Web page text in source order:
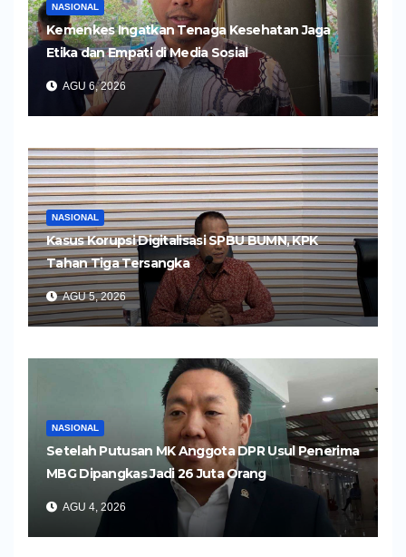
NASIONAL
Kemenkes Ingatkan Tenaga Kesehatan Jaga
Etika dan Empati di Media Sosial
AGU 6, 2026
NASIONAL
Kasus Korupsi Digitalisasi SPBU BUMN, KPK
Tahan Tiga Tersangka
AGU 5, 2026
NASIONAL
Setelah Putusan MK Anggota DPR Usul Penerima
MBG Dipangkas Jadi 26 Juta Orang
AGU 4, 2026